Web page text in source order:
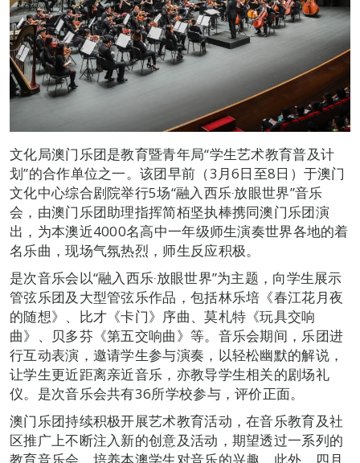
文化局澳门乐团是教育暨青年局“学生艺术教育普及计
划”的合作单位之一。该团早前（3月6日至8日）于澳门
文化中心综合剧院举行5场“融入西乐‧放眼世界”音乐
会，由澳门乐团助理指挥简栢坚执棒携同澳门乐团演
出，为本澳近4000名高中一年级师生演奏世界各地的着
名乐曲，现场气氛热烈，师生反应积极。
是次音乐会以“融入西乐‧放眼世界”为主题，向学生展示
管弦乐团及大型管弦乐作品，包括林乐培《春江花月夜
的随想》、比才《卡门》序曲、莫札特《玩具交响
曲》、贝多芬《第五交响曲》等。音乐会期间，乐团进
行互动表演，邀请学生参与演奏，以轻松幽默的解说，
让学生更近距离亲近音乐，亦教导学生相关的剧场礼
仪。是次音乐会共有36所学校参与，评价正面。
澳门乐团持续积极开展艺术教育活动，在音乐教育及社
区推广上不断注入新的创意及活动，期望透过一系列的
教育音乐会，培养本澳学生对音乐的兴趣。此外，四月